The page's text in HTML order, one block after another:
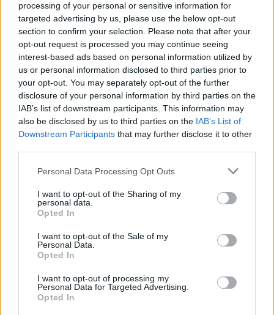
processing of your personal or sensitive information for
targeted advertising by us, please use the below opt-out
section to confirm your selection. Please note that after your
opt-out request is processed you may continue seeing
interest-based ads based on personal information utilized by
us or personal information disclosed to third parties prior to
your opt-out. You may separately opt-out of the further
disclosure of your personal information by third parties on the
IAB’s list of downstream participants. This information may
also be disclosed by us to third parties on the IAB’s List of
Downstream Participants that may further disclose it to other
Personal Data Processing Opt Outs
I want to opt-out of the Sharing of my
personal data.
Opted In
I want to opt-out of the Sale of my
Personal Data.
Opted In
I want to opt-out of processing my
Personal Data for Targeted Advertising.
Opted In
Ανάληψη ευθύνης για την
αρπαγή και εμπρησμό της
κάλπης
08/07/2019 - 03:00
"Μάχη" Παπαχριστόπουλου
με Κουρουμπλή- Ποιος
παίρνει την έδρα
08/07/2019 - 03:00
ΡΟΗ ΕΙΔΗΣΕΩΝ